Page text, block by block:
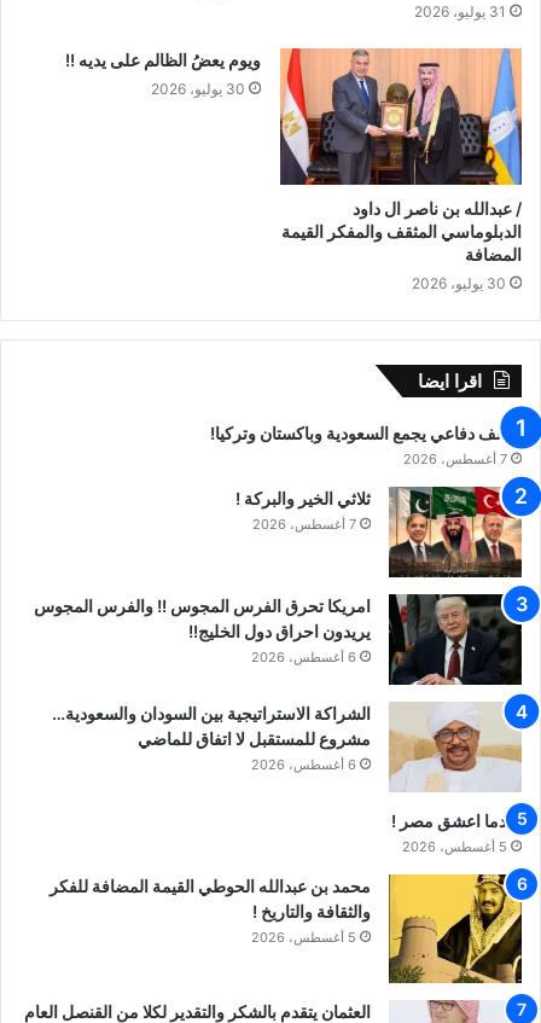
31 يوليو، 2026
/ عبدالله بن ناصر ال داود
الدبلوماسي المثقف والمفكر القيمة
المضافة
30 يوليو، 2026
ويوم يعضُ الظالم على يديه !!
30 يوليو، 2026
اقرا ايضا
تحالف دفاعي يجمع السعودية وباكستان وتركيا!
7 أغسطس، 2026
ثلاثي الخير والبركة !
7 أغسطس، 2026
امريكا تحرق الفرس المجوس !! والفرس المجوس
يريدون احراق دول الخليج!!
6 أغسطس، 2026
الشراكة الاستراتيجية بين السودان والسعودية…
مشروع للمستقبل لا اتفاق للماضي
6 أغسطس، 2026
عندما اعشق مصر !
5 أغسطس، 2026
محمد بن عبدالله الحوطي القيمة المضافة للفكر
والثقافة والتاريخ !
5 أغسطس، 2026
العثمان يتقدم بالشكر والتقدير لكلا من القنصل العام